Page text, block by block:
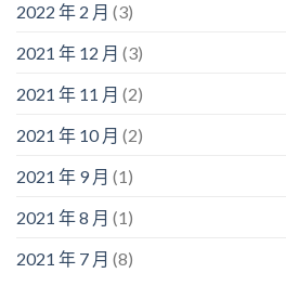
2022 年 2 月 (3)
2021 年 12 月 (3)
2021 年 11 月 (2)
2021 年 10 月 (2)
2021 年 9 月 (1)
2021 年 8 月 (1)
2021 年 7 月 (8)